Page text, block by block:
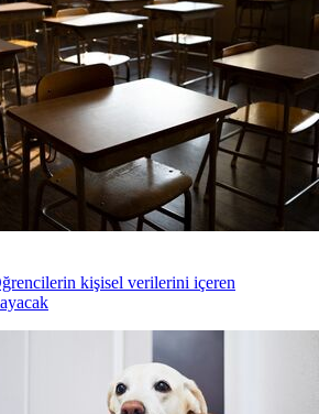
kişisel verilerini içeren